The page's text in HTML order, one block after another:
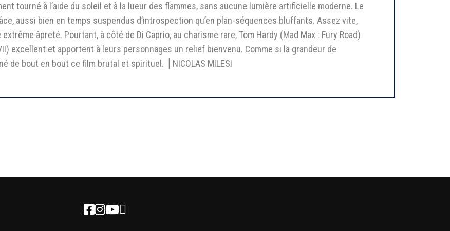
tourné à l’aide du soleil et à la lueur des flammes, sans aucune lumière artificielle moderne. Le
aussi bien en temps suspendus d’introspection qu’en plan-séquences bluffants. Assez vite,
âpreté. Pourtant, à côté de Di Caprio, au charisme rare, Tom Hardy (Mad Max : Fury Road)
excellent et apportent à leurs personnages un relief bienvenu. Comme si la grandeur de
de bout en bout ce film brutal et spirituel. ⎥ NICOLAS MILESI
Facebook
Instagram
Youtube
Newsletter